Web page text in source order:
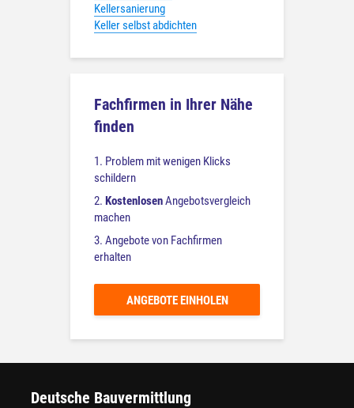
Kellersanierung
Keller selbst abdichten
Fachfirmen in Ihrer Nähe
finden
1. Problem mit wenigen Klicks
schildern
2. KostenlosenAngebotsvergleich
machen
3. Angebote von Fachfirmen
erhalten
ANGEBOTE EINHOLEN
Deutsche Bauvermittlung